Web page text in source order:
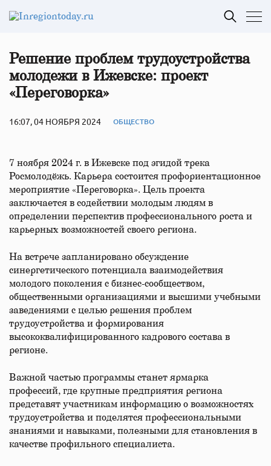
Решение проблем трудоустройства
молодежи в Ижевске: проект
«Переговорка»
16:07, 04 НОЯБРЯ 2024 ОБЩЕСТВО
7 ноября 2024 г. в Ижевске под эгидой трека
Росмолодёжь. Карьера состоится профориентационное
мероприятие «Переговорка». Цель проекта
заключается в содействии молодым людям в
определении перспектив профессионального роста и
карьерных возможностей своего региона.
На встрече запланировано обсуждение
синергетического потенциала взаимодействия
молодого поколения с бизнес-сообществом,
общественными организациями и высшими учебными
заведениями с целью решения проблем
трудоустройства и формирования
высококвалифицированного кадрового состава в
регионе.
Важной частью программы станет ярмарка
профессий, где крупные предприятия региона
представят участникам информацию о возможностях
трудоустройства и поделятся профессиональными
знаниями и навыками, полезными для становления в
качестве профильного специалиста.